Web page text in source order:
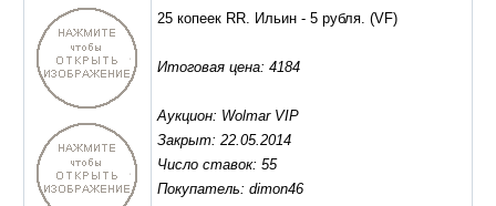
25 копеек RR. Ильин - 5 рубля. (VF)
Итоговая цена: 4184
Аукцион: Wolmar VIP
Закрыт: 22.05.2014
Число ставок: 55
Покупатель: dimon46